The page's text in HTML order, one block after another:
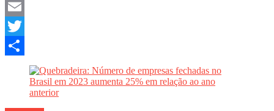
Facebook
Email
Twitter